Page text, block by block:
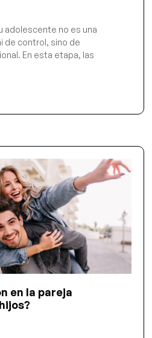
adolescente no es una
de control, sino de
En esta etapa, las
en la pareja